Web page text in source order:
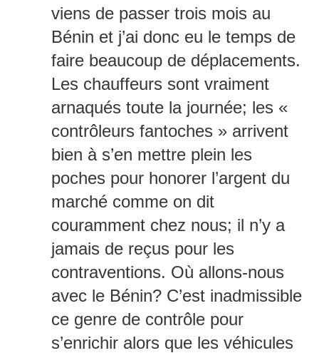
viens de passer trois mois au
Bénin et j’ai donc eu le temps de
faire beaucoup de déplacements.
Les chauffeurs sont vraiment
arnaqués toute la journée; les «
contrôleurs fantoches » arrivent
bien à s’en mettre plein les
poches pour honorer l’argent du
marché comme on dit
couramment chez nous; il n’y a
jamais de reçus pour les
contraventions. Où allons-nous
avec le Bénin? C’est inadmissible
ce genre de contrôle pour
s’enrichir alors que les véhicules